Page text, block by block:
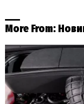
More From: